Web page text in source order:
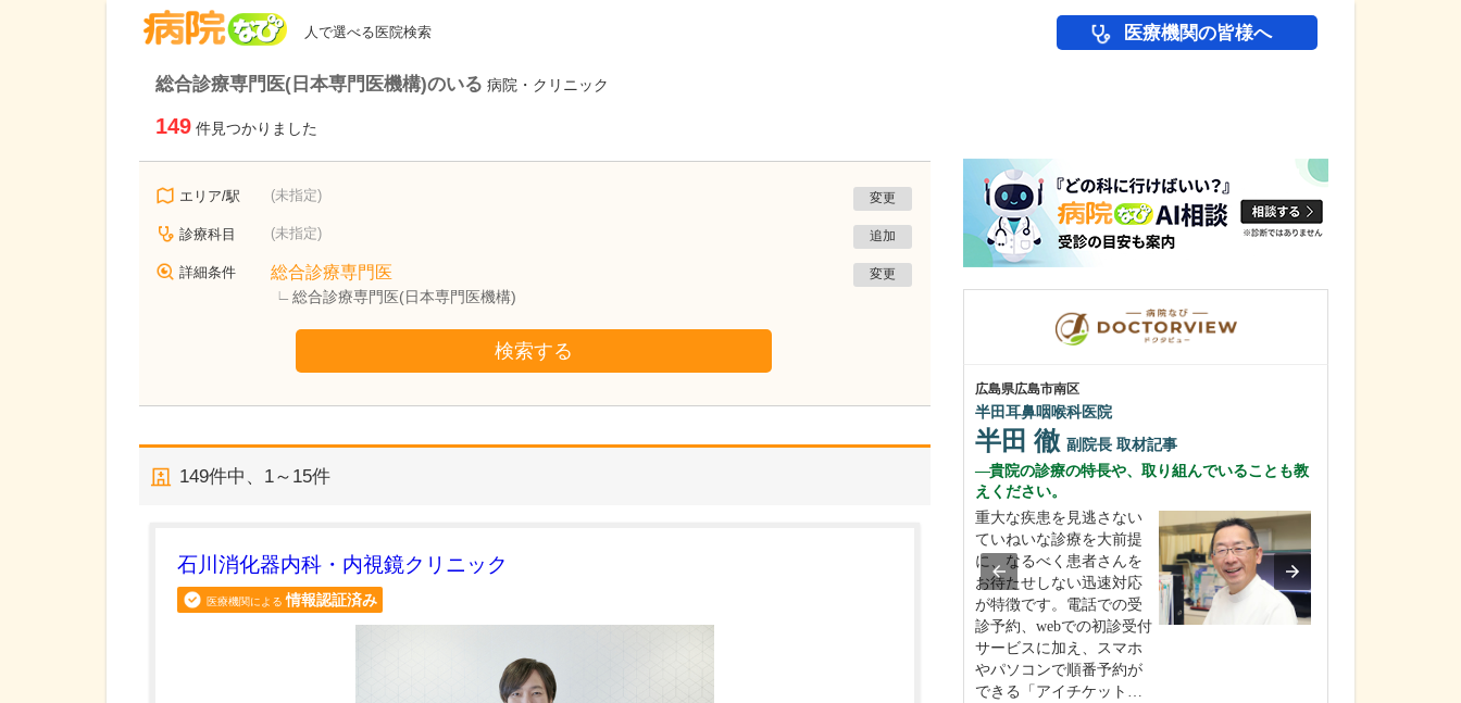
人で選べる医院検索 医療機関の皆様へ
総合診療専門医(日本専門医機構)のいる 病院・クリニック
149 件見つかりました
エリア/駅 (未指定) 変更
診療科目 (未指定) 追加
詳細条件 総合診療専門医
総合診療専門医(日本専門医機構)
変更
検索する
149件中、 1～15件
石川消化器内科・内視鏡クリニック
医療機関による 情報認証済み
広島県広島市南区
半田耳鼻咽喉科医院
半田 徹 副院長 取材記事
貴院の診療の特長や、取り組んでいることも教
えください。
重大な疾患を見逃さない
ていねいな診療を大前提
に、なるべく患者さんを
お待たせしない迅速対応
が特徴です。電話での受
診予約、webでの初診受付
サービスに加え、スマホ
やパソコンで順番予約が
できる「アイチケット…
むなかたクリニック
宗像 昭夫院長取材記事
方する処方透析にも対応